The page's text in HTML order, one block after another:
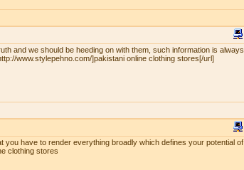
and we should be heeding on with them, such information is always
www.stylepehno.com/]pakistani online clothing stores[/url]
you have to render everything broadly which defines your potential of
clothing stores